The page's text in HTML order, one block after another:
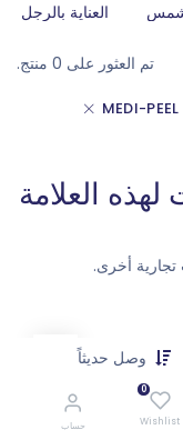
وصل حديثاً
0
Wishlist حساب
شمس العناية بالرجل
تم العثور على 0 منتج.
العلامة
تجارية أخرى.